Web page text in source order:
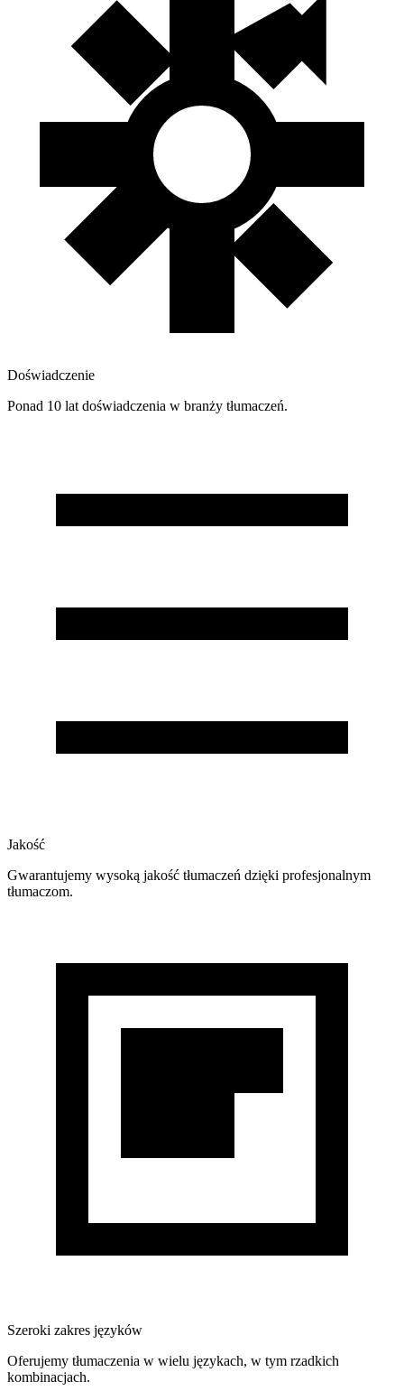
Doświadczenie
Ponad 10 lat doświadczenia w branży tłumaczeń.
Jakość
Gwarantujemy wysoką jakość tłumaczeń dzięki profesjonalnym
tłumaczom.
Szeroki zakres języków
Oferujemy tłumaczenia w wielu językach, w tym rzadkich
kombinacjach.